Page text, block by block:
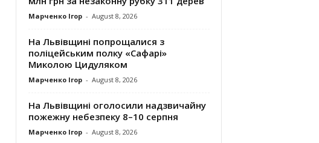
Марченко Ігор - August 8, 2026
На Львівщині попрощалися з
поліцейським полку «Сафарі»
Миколою Цидуляком
Марченко Ігор - August 8, 2026
На Львівщині оголосили надзвичайну
пожежну небезпеку 8–10 серпня
Марченко Ігор - August 8, 2026